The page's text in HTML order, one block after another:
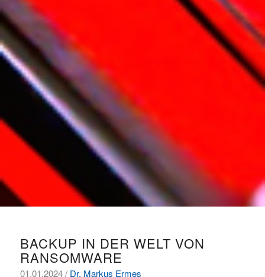
BACKUP IN DER WELT VON
RANSOMWARE
01.01.2024 / Dr. Markus Ermes